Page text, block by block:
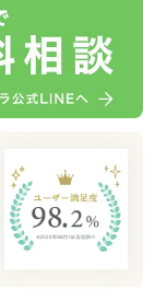
ろん恐竜も！
大切に撮影して
で幸せになって
きます！
緒に楽しみまし